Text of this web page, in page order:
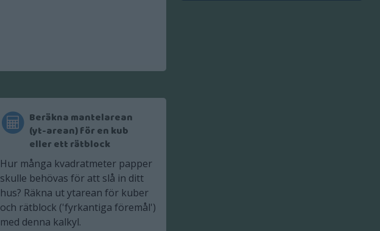
Beräkna mantelarean
(yt-arean) för en kub
eller ett rätblock
Hur många kvadratmeter papper
skulle behövas för att slå in ditt
hus? Räkna ut ytarean för kuber
och rätblock ('fyrkantiga föremål')
med denna kalkyl.